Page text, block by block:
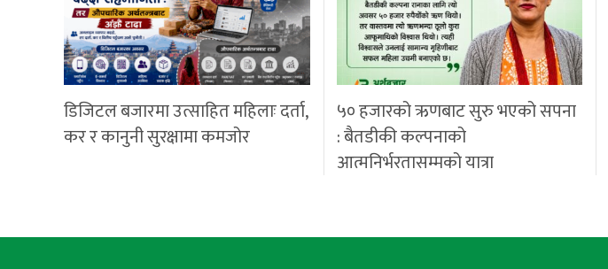
डिजिटल बजारमा उत्साहित महिलाः दर्ता,
कर र कानुनी सुरक्षामा कमजोर
५० हजारको ऋणबाट सुरु भएको सपना
: बैतडीकी कल्पनाको
आत्मनिर्भरतासम्मको यात्रा